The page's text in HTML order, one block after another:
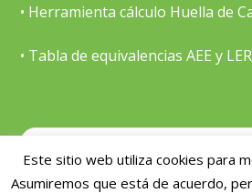
• Herramienta cálculo Huella de
• Tabla de equivalencias AEE y
Search
Este sitio web utiliza cookies para
Asumiremos que está de acuerdo,